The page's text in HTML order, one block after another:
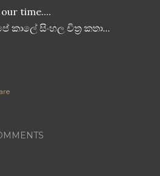
time....
කාලේ සිංහල චිත්‍ර කතා...